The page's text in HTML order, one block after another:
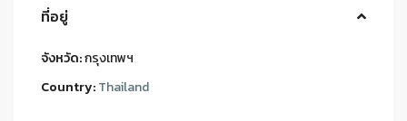
ที่อยู่
จังหวัด:กรุงเทพฯ
Country:Thailand